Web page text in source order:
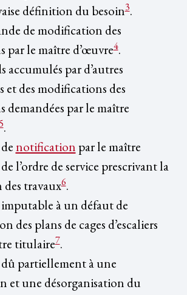
définition du besoin3.
de modification des
par le maître d’œuvre4.
accumulés par d’autres
et des modifications des
demandées par le maître
5.
notification par le maître
l’ordre de service prescrivant la
travaux6.
à un défaut de
des plans de cages d’escaliers
titulaire7.
partiellement à une
et une désorganisation du